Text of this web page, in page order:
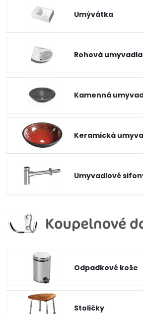
Umývátka
Rohová umyvadla
Kamenná
Keramická
Umyvadlové
Odpadkové koše
Stoličky